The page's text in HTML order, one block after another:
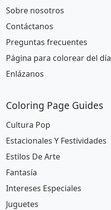
Sobre nosotros
Contáctanos
Preguntas frecuentes
Página para colorear del día
Enlázanos
Coloring Page Guides
Cultura Pop
Estacionales Y Festividades
Estilos De Arte
Fantasía
Intereses Especiales
Juguetes